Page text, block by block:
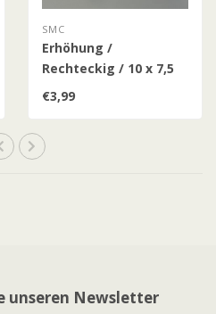
SMC
Erhöhung /
Rechteckig / 10 x 7,5
€3,99
unseren Newsletter